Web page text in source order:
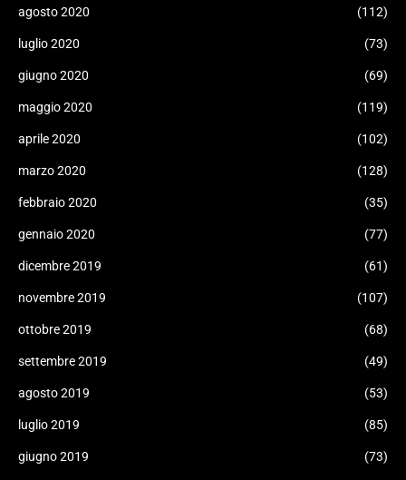
agosto 2020 (112)
luglio 2020 (73)
giugno 2020 (69)
maggio 2020 (119)
aprile 2020 (102)
marzo 2020 (128)
febbraio 2020 (35)
gennaio 2020 (77)
dicembre 2019 (61)
novembre 2019 (107)
ottobre 2019 (68)
settembre 2019 (49)
agosto 2019 (53)
luglio 2019 (85)
giugno 2019 (73)